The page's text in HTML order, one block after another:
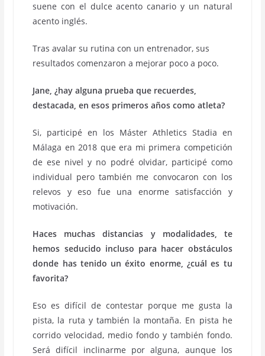
suene con el dulce acento canario y un natural
acento inglés.
Tras avalar su rutina con un entrenador, sus
resultados comenzaron a mejorar poco a poco.
Jane, ¿hay alguna prueba que recuerdes,
destacada, en esos primeros años como atleta?
Si, participé en los Máster Athletics Stadia en
Málaga en 2018 que era mi primera competición
de ese nivel y no podré olvidar, participé como
individual pero también me convocaron con los
relevos y eso fue una enorme satisfacción y
motivación.
Haces muchas distancias y modalidades, te
hemos seducido incluso para hacer obstáculos
donde has tenido un éxito enorme, ¿cuál es tu
favorita?
Eso es difícil de contestar porque me gusta la
pista, la ruta y también la montaña. En pista he
corrido velocidad, medio fondo y también fondo.
Será difícil inclinarme por alguna, aunque los